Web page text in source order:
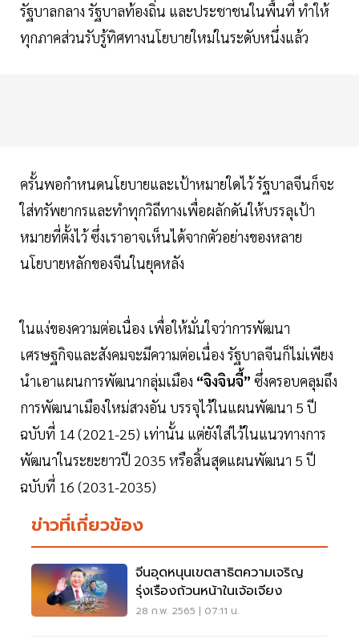
รัฐบาลกลาง รัฐบาลท้องถิ่น และประชาชนในพื้นที่ ทำให้
ทุกภาคส่วนรับรู้ทิศทางนโยบายใหม่ในระดับหนึ่งแล้ว
ครั้นพอกำหนดนโยบายและเป้าหมายใดไว้ รัฐบาลจีนก็จะ
ใส่ทรัพยากรและทำทุกวิถีทางเพื่อผลักดันให้บรรลุเป้า
หมายที่ตั้งไว้ ซึ่งเราอาจเห็นได้จากตัวอย่างของหลาย
นโยบายหลักของจีนในยุคหลัง
ในแง่ของความต่อเนื่อง เพื่อให้มั่นใจว่าการพัฒนา
เศรษฐกิจและสังคมจะมีความต่อเนื่อง รัฐบาลจีนก็ไม่เพียง
นำเอาแผนการพัฒนากลุ่มเมือง “จิงจินจี้” ซึ่งครอบคลุมถึง
การพัฒนาเมืองใหม่สวงอัน บรรจุไว้ในแผนพัฒนา 5 ปี
ฉบับที่ 14 (2021-25) เท่านั้น แต่ยังใส่ไว้ในแนวทางการ
พัฒนาในระยะยาวปี 2035 หรือสิ้นสุดแผนพัฒนา 5 ปี
ฉบับที่ 16 (2031-2035)
ข่าวที่เกี่ยวข้อง
จีนอุดหนุนเขตสาธิตความเจริญ
รุ่งเรืองถ้วนหน้าในเจ้อเจียง
28 ก.พ. 2565 | 07:11 น.